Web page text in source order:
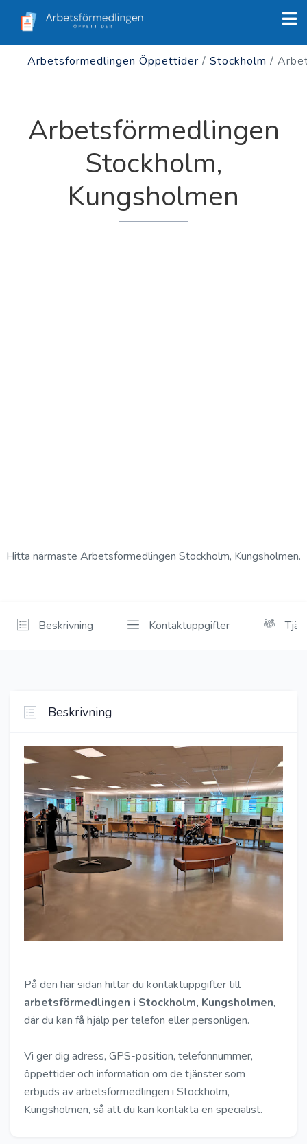
Arbetsformedlingen Öppettider / Stockholm /
Arbetsförmedlingen
Stockholm,
Kungsholmen
Hitta närmaste Arbetsformedlingen Stockholm, Kungsholmen.
Beskrivning Kontaktuppgifter
Beskrivning
På den här sidan hittar du kontaktuppgifter till
arbetsförmedlingen i Stockholm, Kungsholmen,
där du kan få hjälp per telefon eller personligen.
Vi ger dig adress, GPS-position, telefonnummer,
öppettider och information om de tjänster som
erbjuds av arbetsförmedlingen i Stockholm,
Kungsholmen, så att du kan kontakta en specialist.